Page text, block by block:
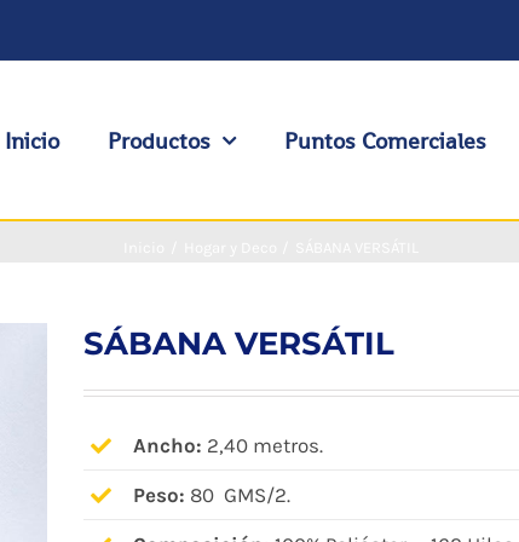
Inicio Productos Puntos Comerciales
SÁBANA VERSÁTIL
Ancho: 2,40 metros.
Peso: 80 GMS/2.